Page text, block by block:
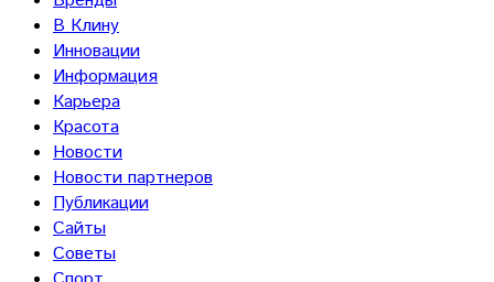
В Клину
Инновации
Информация
Карьера
Красота
Новости
Новости партнеров
Публикации
Сайты
Советы